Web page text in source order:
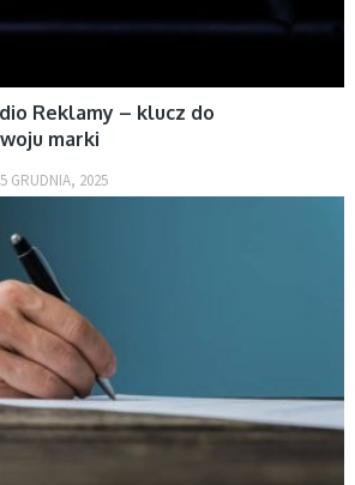
Reklamy – klucz do
marki
5 GRUDNIA, 2025